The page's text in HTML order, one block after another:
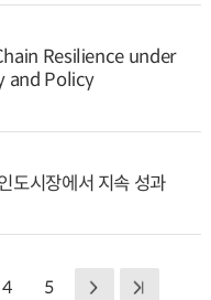
Resilience under
and Policy
도시장에서 지속 성과
4 5